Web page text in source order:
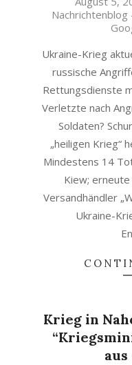
05
Ukraine-Krieg
russische
Rettungsdienste
Verletzte nach
Soldaten?
„heiligen Krieg“
Mindestens 14
Kiew;
Versandhändler
Ukraine-
Krieg in